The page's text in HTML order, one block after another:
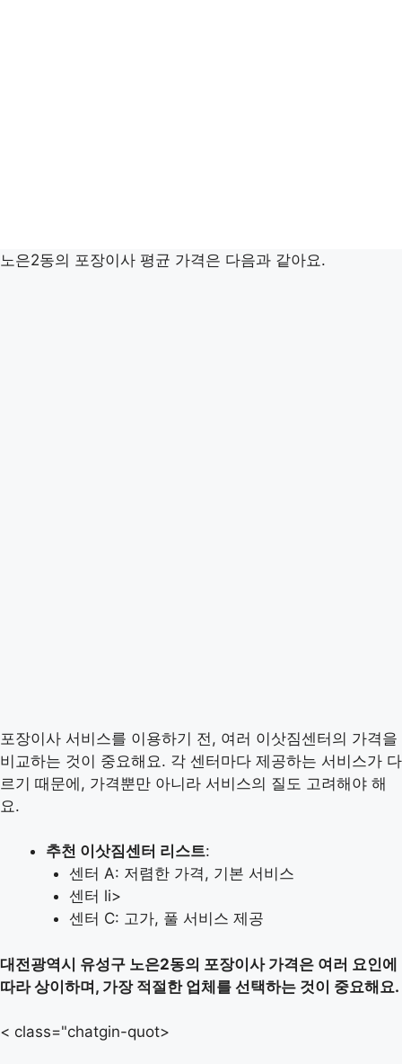
노은2동의 포장이사 평균 가격은 다음과 같아요.
포장이사 서비스를 이용하기 전, 여러 이삿짐센터의 가격을
비교하는 것이 중요해요. 각 센터마다 제공하는 서비스가 다
르기 때문에, 가격뿐만 아니라 서비스의 질도 고려해야 해
요.
추천 이삿짐센터 리스트:
센터 A: 저렴한 가격, 기본 서비스
센터 li>
센터 C: 고가, 풀 서비스 제공
대전광역시 유성구 노은2동의 포장이사 가격은 여러 요인에
따라 상이하며, 가장 적절한 업체를 선택하는 것이 중요해요.
< class="chatgin-quot>